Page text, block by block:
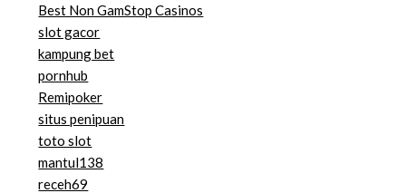
Best Non GamStop Casinos
slot gacor
kampung bet
pornhub
Remipoker
situs penipuan
toto slot
mantul138
receh69